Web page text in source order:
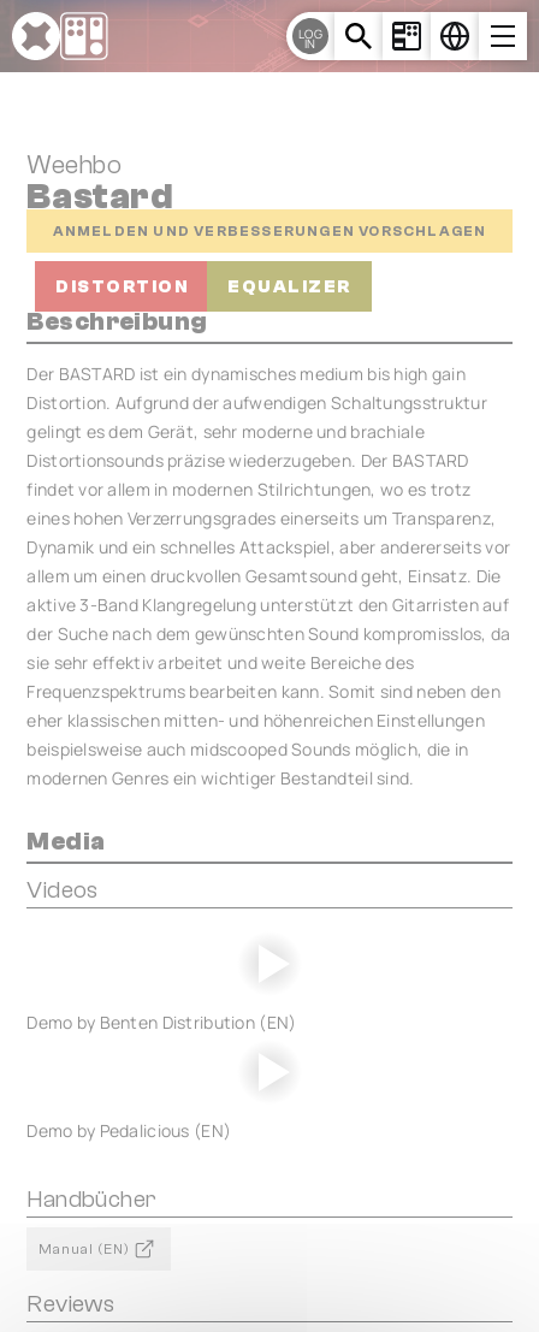
Cookie-Einstellungen
LOG
IN
Weehbo
Bastard
ANMELDEN UND VERBESSERUNGEN VORSCHLAGEN
DISTORTION EQUALIZER
Beschreibung
Der BASTARD ist ein dynamisches medium bis high gain
Distortion. Aufgrund der aufwendigen Schaltungsstruktur
gelingt es dem Gerät, sehr moderne und brachiale
Distortionsounds präzise wiederzugeben. Der BASTARD
findet vor allem in modernen Stilrichtungen, wo es trotz
eines hohen Verzerrungsgrades einerseits um Transparenz,
Dynamik und ein schnelles Attackspiel, aber andererseits vor
allem um einen druckvollen Gesamtsound geht, Einsatz. Die
aktive 3-Band Klangregelung unterstützt den Gitarristen auf
der Suche nach dem gewünschten Sound kompromisslos, da
sie sehr effektiv arbeitet und weite Bereiche des
Frequenzspektrums bearbeiten kann. Somit sind neben den
eher klassischen mitten- und höhenreichen Einstellungen
beispielsweise auch midscooped Sounds möglich, die in
modernen Genres ein wichtiger Bestandteil sind.
Media
Videos
Demo by Benten Distribution (EN)
Demo by Pedalicious (EN)
Handbücher
Manual (EN)
Reviews